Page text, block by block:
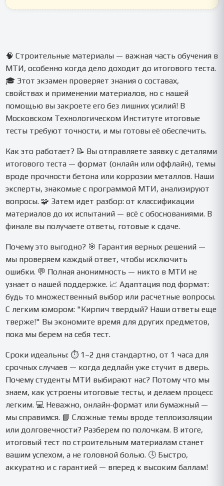
🧠 Строительные материалы — важная часть обучения в
МТИ, особенно когда дело доходит до итогового теста.
🎓 Этот экзамен проверяет знания о составах,
свойствах и применении материалов, но с нашей
помощью вы закроете его без лишних усилий! В
Московском Технологическом Институте итоговые
тесты требуют точности, и мы готовы её обеспечить.
Как это работает? 📝 Вы отправляете заявку с деталями
итогового теста — формат (онлайн или оффлайн), темы
вроде прочности бетона или коррозии металлов. Наши
эксперты, знакомые с программой МТИ, анализируют
вопросы. 🧩 Затем идет разбор: от классификации
материалов до их испытаний — всё с обоснованиями. В
финале вы получаете ответы, готовые к сдаче.
Почему это выгодно? 🎯 Гарантия верных решений —
мы проверяем каждый ответ, чтобы исключить
ошибки. 💬 Полная анонимность — никто в МТИ не
узнает о нашей поддержке. 📈 Адаптация под формат:
будь то множественный выбор или расчетные вопросы.
С легким юмором: "Кирпич твердый? Наши ответы еще
тверже!" Вы экономите время для других предметов,
пока мы берем на себя тест.
Сроки идеальны: ⏱ 1–2 дня стандартно, от 1 часа для
срочных случаев — когда дедлайн уже стучит в дверь.
Почему студенты МТИ выбирают нас? Потому что мы
знаем, как устроены итоговые тесты, и делаем процесс
легким. 💻 Неважно, онлайн-формат или бумажный —
мы справимся. 📘 Сложные темы вроде теплоизоляции
или долговечности? Разберем по полочкам. В итоге,
итоговый тест по строительным материалам станет
вашим успехом, а не головной болью. 🕓 Быстро,
аккуратно и с гарантией — вперед к высоким баллам!